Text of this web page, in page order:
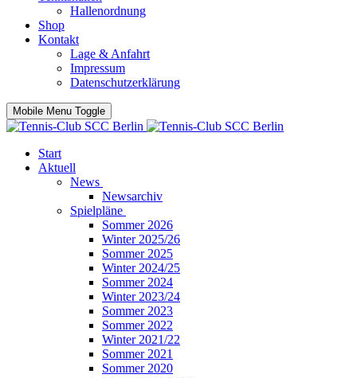
Hallenordnung
Shop
Kontakt
Lage & Anfahrt
Impressum
Datenschutzerklärung
Mobile Menu Toggle
Start
Aktuell
News
Newsarchiv
Spielpläne
Sommer 2026
Winter 2025/26
Sommer 2025
Winter 2024/25
Sommer 2024
Winter 2023/24
Sommer 2023
Sommer 2022
Winter 2021/22
Sommer 2021
Sommer 2020